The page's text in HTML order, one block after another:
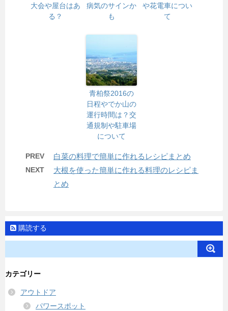
大会や屋台はあ
る？
病気のサインか
も
や花電車につい
て
青柏祭2016の
日程やでか山の
運行時間は？交
通規制や駐車場
について
PREV 白菜の料理で簡単に作れるレシピまとめ
NEXT
大根を使った簡単に作れる料理のレシピま
とめ
購読する
カテゴリー
アウトドア
パワースポット